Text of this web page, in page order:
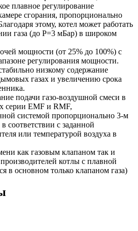
плавное регулирование
сгорания, пропорционально
этому, котел может работать
газа (до P=3 мБар) в широком
мощности (от 25% до 100%) c
регулирования мощности.
низкому содержание
газах и увеличению срока
подачи газо-воздушной смеси в
серии EMF и RMF,
системой пропорционально 3-м
соответствии с заданной
или температурой воздуха в
как газовым клапаном так и
котлы с плавной
в основном только клапаном газа)